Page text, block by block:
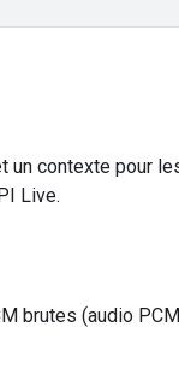
un contexte pour
Live.
brutes (audio